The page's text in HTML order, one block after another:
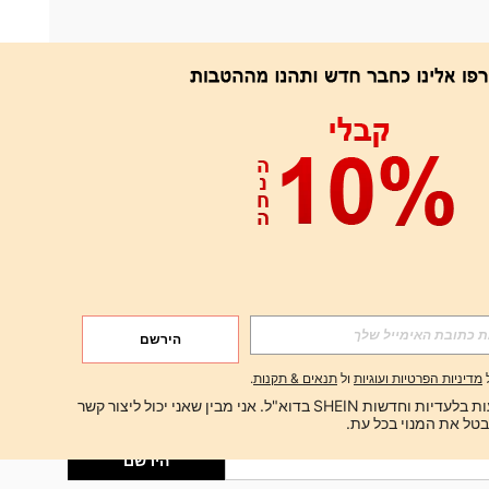
אפליקציה
הירשם
הירשם
הירשם
הירשם
מדיניות הפרטיות ועוגיות ול תנאים & תקנות.
ברצוני לקבל הצעות בלעדיות וחדשות SHEIN בדוא"ל. אני מבין שאני יכול ליצור קשר